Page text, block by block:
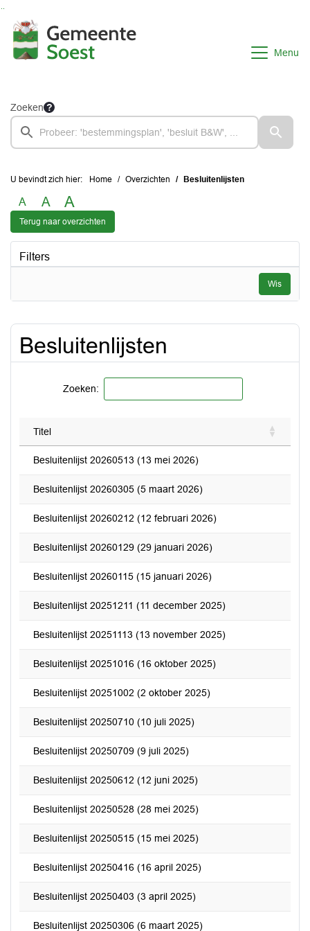
Menu
Zoeken
U bevindt zich hier: Home Overzichten Besluitenlijsten
A A A
Terug naar overzichten
Filters
Wis
Besluitenlijsten
Zoeken:
Titel
Besluitenlijst 20260513 (13 mei 2026)
Besluitenlijst 20260305 (5 maart 2026)
Besluitenlijst 20260212 (12 februari 2026)
Besluitenlijst 20260129 (29 januari 2026)
Besluitenlijst 20260115 (15 januari 2026)
Besluitenlijst 20251211 (11 december 2025)
Besluitenlijst 20251113 (13 november 2025)
Besluitenlijst 20251016 (16 oktober 2025)
Besluitenlijst 20251002 (2 oktober 2025)
Besluitenlijst 20250710 (10 juli 2025)
Besluitenlijst 20250709 (9 juli 2025)
Besluitenlijst 20250612 (12 juni 2025)
Besluitenlijst 20250528 (28 mei 2025)
Besluitenlijst 20250515 (15 mei 2025)
Besluitenlijst 20250416 (16 april 2025)
Besluitenlijst 20250403 (3 april 2025)
Besluitenlijst 20250306 (6 maart 2025)